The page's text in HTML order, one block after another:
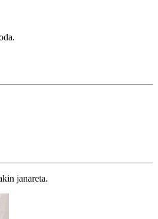
janareta.